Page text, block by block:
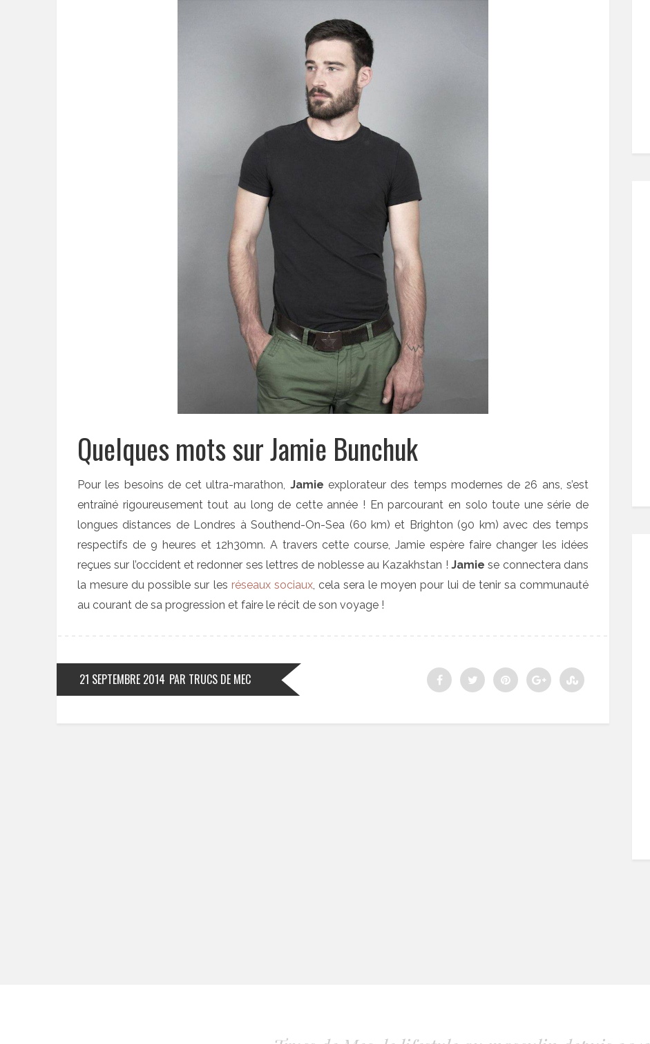
Quelques mots sur Jamie Bunchuk
Pour les besoins de cet ultra-marathon, Jamie explorateur des temps modernes de 26 ans, s’est
entraîné rigoureusement tout au long de cette année ! En parcourant en solo toute une série de
longues distances de Londres à Southend-On-Sea (60 km) et Brighton (90 km) avec des temps
respectifs de 9 heures et 12h30mn. A travers cette course, Jamie espère faire changer les idées
reçues sur l’occident et redonner ses lettres de noblesse au Kazakhstan ! Jamie se connectera dans
la mesure du possible sur les réseaux sociaux, cela sera le moyen pour lui de tenir sa communauté
au courant de sa progression et faire le récit de son voyage !
21 SEPTEMBRE 2014 PAR TRUCS DE MEC